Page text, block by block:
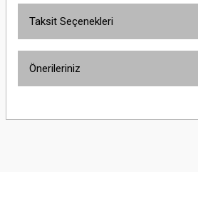
Taksit Seçenekleri
Önerileriniz
yetersiz gördüğünüz noktaları öneri